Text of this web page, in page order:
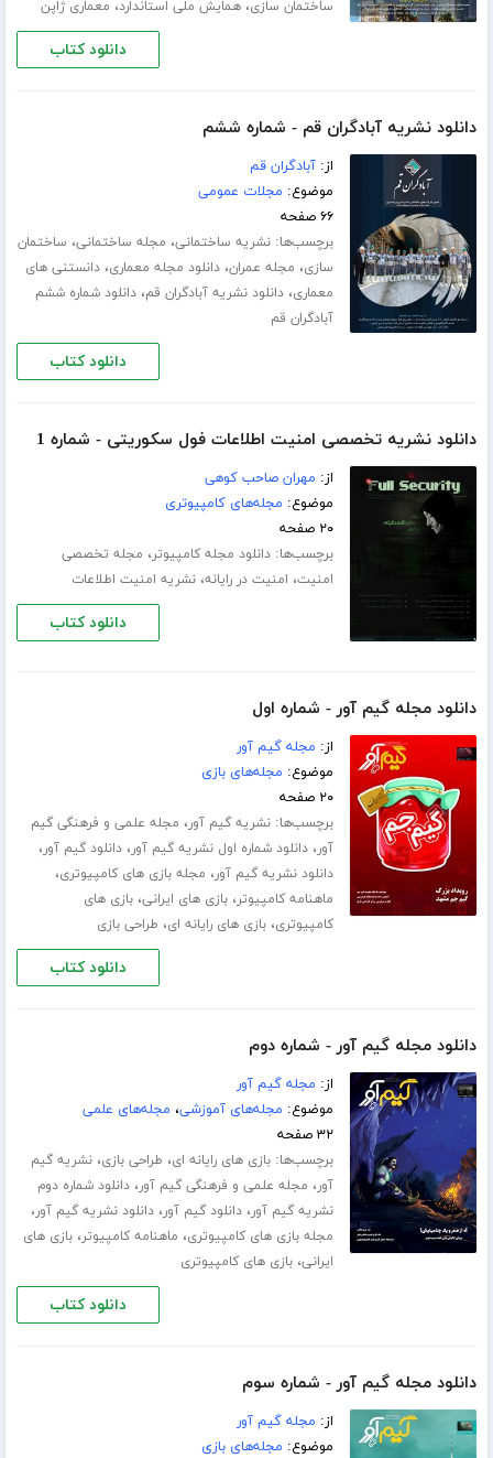
ساختمان سازی،همایش ملی استاندارد، معماری ژاپن
دانلود کتاب
دانلود نشریه آبادگران قم - شماره ششم
از:آبادگران قم
موضوع: مجلات عمومی
۶۶ صفحه
برچسب‌ها:نشریه ساختمانی، مجله ساختمانی، ساختمان
سازی، مجله عمران،دانلود مجله معماری،دانستنی های
معماری،دانلود نشریه آبادگران قم،دانلود شماره ششم
آبادگران قم
دانلود کتاب
دانلود نشریه تخصصی امنیت اطلاعات فول سکوریتی - شماره 1
از: مهران صاحب کوهی
موضوع: مجله‌های کامپیوتری
۲۰ صفحه
برچسب‌ها:دانلود مجله کامپیوتر، مجله تخصصی
امنیت، امنیت در رایانه،نشریه امنیت اطلاعات
دانلود کتاب
دانلود مجله گیم آور - شماره اول
از: مجله گیم آور
موضوع: مجله‌های بازی
۲۰ صفحه
برچسب‌ها:نشریه گیم آور، مجله علمی و فرهنگی گیم
آور،دانلود شماره اول نشریه گیم آور،دانلود گیم آور،
دانلود نشریه گیم آور، مجله بازی های کامپیوتری،
ماهنامه کامپیوتر،بازی های ایرانی،بازی های
کامپیوتری،بازی های رایانه ای، طراحی بازی
دانلود کتاب
دانلود مجله گیم آور - شماره دوم
از: مجله گیم آور
موضوع: مجله‌های آموزشی، مجله‌های علمی
۳۲ صفحه
برچسب‌ها:بازی های رایانه ای، طراحی بازی،نشریه گیم
آور، مجله علمی و فرهنگی گیم آور،دانلود شماره دوم
نشریه گیم آور،دانلود گیم آور،دانلود نشریه گیم آور،
مجله بازی های کامپیوتری، ماهنامه کامپیوتر،بازی های
ایرانی،بازی های کامپیوتری
دانلود کتاب
دانلود مجله گیم آور - شماره سوم
از: مجله گیم آور
موضوع: مجله‌های بازی